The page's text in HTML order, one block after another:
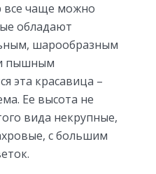
все чаще можно
обладают
шарообразным
пышным
эта красавица –
Ее высота не
вида некрупные,
с большим